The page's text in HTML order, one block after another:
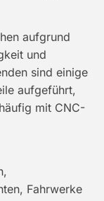
aufgrund
und
sind einige
aufgeführt,
mit CNC-
Fahrwerke